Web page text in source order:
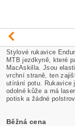
Stylové rukavice
MTB jezdkyně, které
MacAskilla. Jsou
vrchní straně, ten
utírání potu. Rukavice
odolné kůže a má
potisk a žádné
Běžná cena